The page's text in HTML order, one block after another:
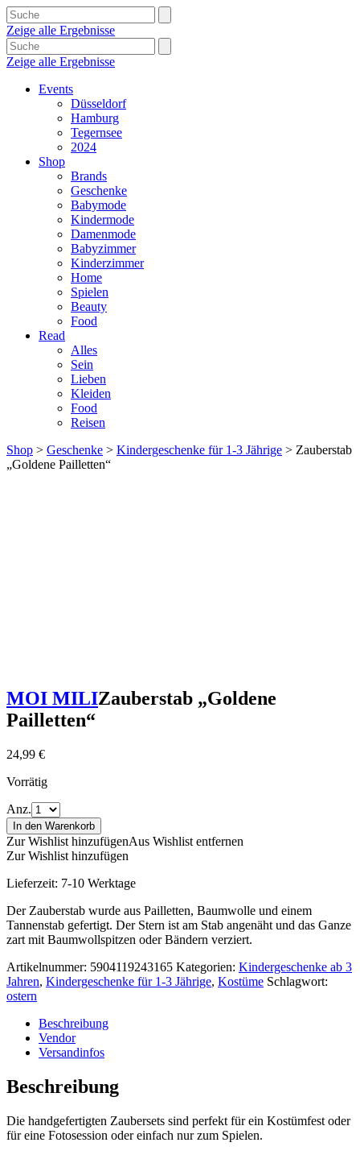
Zeige alle Ergebnisse
Zeige alle Ergebnisse
Events
Düsseldorf
Hamburg
Tegernsee
2024
Shop
Brands
Geschenke
Babymode
Kindermode
Damenmode
Babyzimmer
Kinderzimmer
Home
Spielen
Beauty
Food
Read
Alles
Sein
Lieben
Kleiden
Food
Reisen
Shop > Geschenke > Kindergeschenke für 1-3 Jährige > Zauberstab
„Goldene Pailletten“
MOI MILIZauberstab „Goldene
Pailletten“
24,99 €
Vorrätig
Anz.
In den Warenkorb
Zur Wishlist hinzufügenAus Wishlist entfernen
Zur Wishlist hinzufügen
Lieferzeit: 7-10 Werktage
Der Zauberstab wurde aus Pailletten, Baumwolle und einem
Tannenstab gefertigt. Der Stern ist am Stab angenäht und das Ganze
zart mit Baumwollspitzen oder Bändern verziert.
Artikelnummer: 5904119243165 Kategorien: Kindergeschenke ab 3
Jahren, Kindergeschenke für 1-3 Jährige, Kostüme Schlagwort:
ostern
Beschreibung
Vendor
Versandinfos
Beschreibung
Die handgefertigten Zaubersets sind perfekt für ein Kostümfest oder
für eine Fotosession oder einfach nur zum Spielen.